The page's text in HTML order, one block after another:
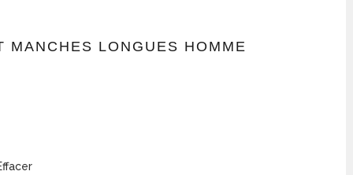
MANCHES LONGUES HOMME